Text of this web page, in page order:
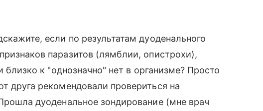
если по результатам дуоденального
паразитов (лямблии, опистрохи),
близко к "однозначно" нет в организме? Просто
друга рекомендовали провериться на
дуоденальное зондирование (мне врач